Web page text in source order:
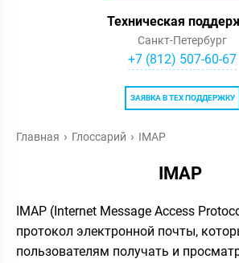
Техническая
Санкт-Петербург
+7 (812) 507-60-67
ЗАЯВКА В ТЕХ ПОДДЕРЖКУ
Главная Глоссарий IMAP
IMAP
IMAP (Internet Message Access
протокол электронной почты,
пользователям получать и